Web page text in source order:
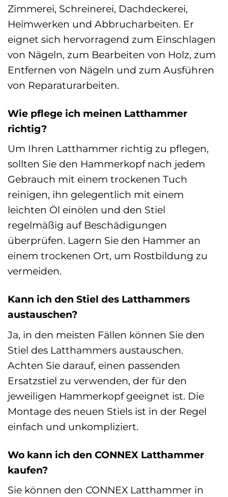
Zimmerei, Schreinerei, Dachdeckerei,
Heimwerken und Abbrucharbeiten. Er
eignet sich hervorragend zum Einschlagen
von Nägeln, zum Bearbeiten von Holz, zum
Entfernen von Nägeln und zum Ausführen
von Reparaturarbeiten.
Wie pflege ich meinen Latthammer
richtig?
Um Ihren Latthammer richtig zu pflegen,
sollten Sie den Hammerkopf nach jedem
Gebrauch mit einem trockenen Tuch
reinigen, ihn gelegentlich mit einem
leichten Öl einölen und den Stiel
regelmäßig auf Beschädigungen
überprüfen. Lagern Sie den Hammer an
einem trockenen Ort, um Rostbildung zu
vermeiden.
Kann ich den Stiel des Latthammers
austauschen?
Ja, in den meisten Fällen können Sie den
Stiel des Latthammers austauschen.
Achten Sie darauf, einen passenden
Ersatzstiel zu verwenden, der für den
jeweiligen Hammerkopf geeignet ist. Die
Montage des neuen Stiels ist in der Regel
einfach und unkompliziert.
Wo kann ich den CONNEX Latthammer
kaufen?
Sie können den CONNEX Latthammer in